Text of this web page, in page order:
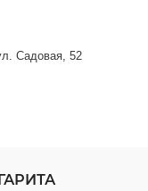
Садовая, 52